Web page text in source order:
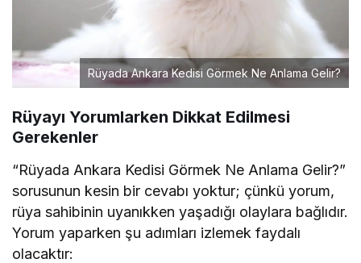
Rüyada Ankara Kedisi Görmek Ne Anlama Gelir?
Rüyayı Yorumlarken Dikkat Edilmesi
Gerekenler
“Rüyada Ankara Kedisi Görmek Ne Anlama Gelir?”
sorusunun kesin bir cevabı yoktur; çünkü yorum,
rüya sahibinin uyanıkken yaşadığı olaylara bağlıdır.
Yorum yaparken şu adımları izlemek faydalı
olacaktır: